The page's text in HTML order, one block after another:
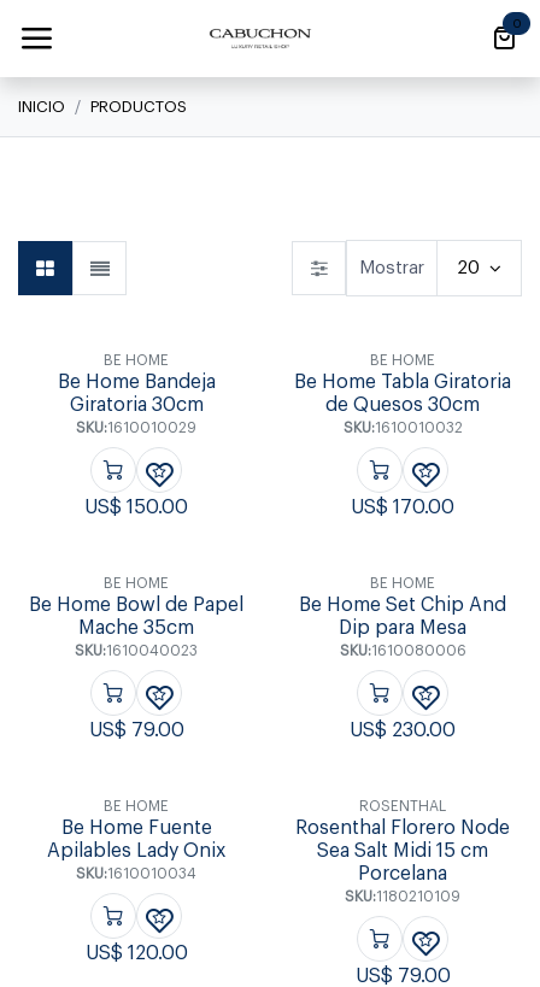
0
INICIO PRODUCTOS
Mostrar 20
BE HOME
Be Home Bandeja
Giratoria 30cm
SKU:1610010029
US$150.00
BE HOME
Be Home Tabla Giratoria
de Quesos 30cm
SKU:1610010032
US$170.00
BE HOME
Be Home Bowl de Papel
Mache 35cm
SKU:1610040023
US$ 79.00
BE HOME
Be Home Set Chip And
Dip para Mesa
SKU:1610080006
US$ 230.00
BE HOME
Be Home Fuente
Apilables Lady Onix
SKU:1610010034
US$ 120.00
ROSENTHAL
Rosenthal Florero Node
Sea Salt Midi 15 cm
Porcelana
SKU:1180210109
US$ 79.00